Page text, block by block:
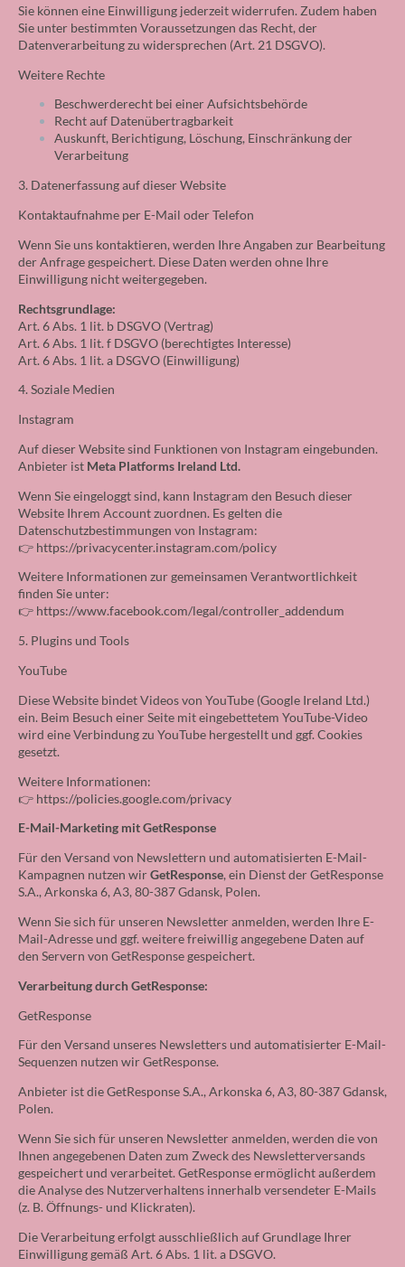
Sie können eine Einwilligung jederzeit widerrufen. Zudem haben
Sie unter bestimmten Voraussetzungen das Recht, der
Datenverarbeitung zu widersprechen (Art. 21 DSGVO).
Weitere Rechte
Beschwerderecht bei einer Aufsichtsbehörde
Recht auf Datenübertragbarkeit
Auskunft, Berichtigung, Löschung, Einschränkung der
Verarbeitung
3. Datenerfassung auf dieser Website
Kontaktaufnahme per E-Mail oder Telefon
Wenn Sie uns kontaktieren, werden Ihre Angaben zur Bearbeitung
der Anfrage gespeichert. Diese Daten werden ohne Ihre
Einwilligung nicht weitergegeben.
Rechtsgrundlage:
Art. 6 Abs. 1 lit. b DSGVO (Vertrag)
Art. 6 Abs. 1 lit. f DSGVO (berechtigtes Interesse)
Art. 6 Abs. 1 lit. a DSGVO (Einwilligung)
4. Soziale Medien
Instagram
Auf dieser Website sind Funktionen von Instagram eingebunden.
Anbieter ist Meta Platforms Ireland Ltd.
Wenn Sie eingeloggt sind, kann Instagram den Besuch dieser
Website Ihrem Account zuordnen. Es gelten die
Datenschutzbestimmungen von Instagram:
👉 https://privacycenter.instagram.com/policy
Weitere Informationen zur gemeinsamen Verantwortlichkeit
finden Sie unter:
👉 https://www.facebook.com/legal/controller_addendum
5. Plugins und Tools
YouTube
Diese Website bindet Videos von YouTube (Google Ireland Ltd.)
ein. Beim Besuch einer Seite mit eingebettetem YouTube-Video
wird eine Verbindung zu YouTube hergestellt und ggf. Cookies
gesetzt.
Weitere Informationen:
👉 https://policies.google.com/privacy
E-Mail-Marketing mit GetResponse
Für den Versand von Newslettern und automatisierten E-Mail-
Kampagnen nutzen wirGetResponse, ein Dienst der GetResponse
S.A., Arkonska 6, A3, 80-387 Gdansk, Polen.
Wenn Sie sich für unseren Newsletter anmelden, werden Ihre E-
Mail-Adresse und ggf. weitere freiwillig angegebene Daten auf
den Servern von GetResponse gespeichert.
Verarbeitung durch GetResponse:
GetResponse
Für den Versand unseres Newsletters und automatisierter E-Mail-
Sequenzen nutzen wir GetResponse.
Anbieter ist die GetResponse S.A., Arkonska 6, A3, 80-387 Gdansk,
Polen.
Wenn Sie sich für unseren Newsletter anmelden, werden die von
Ihnen angegebenen Daten zum Zweck des Newsletterversands
gespeichert und verarbeitet. GetResponse ermöglicht außerdem
die Analyse des Nutzerverhaltens innerhalb versendeter E-Mails
(z. B. Öffnungs- und Klickraten).
Die Verarbeitung erfolgt ausschließlich auf Grundlage Ihrer
Einwilligung gemäß Art. 6 Abs. 1 lit. a DSGVO.